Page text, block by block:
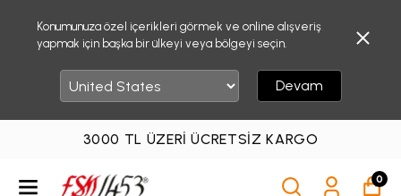
Konumunuza özel içerikleri görmek ve online alışveriş
yapmak için başka bir ülkeyi veya bölgeyi seçin.
Devam
3000 TL ÜZERI ÜCRETSIZ KARGO
0